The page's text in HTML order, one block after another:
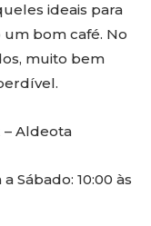
ideais para
bom café. No
muito bem
– Aldeota
Sábado: 10:00 às